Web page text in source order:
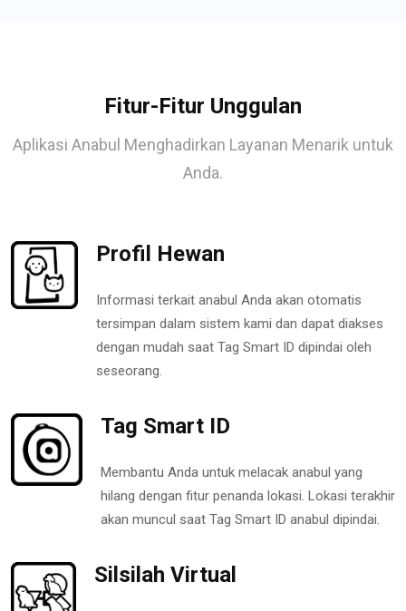
Fitur-Fitur Unggulan
Aplikasi Anabul Menghadirkan Layanan Menarik untuk
Anda.
Profil Hewan
Informasi terkait anabul Anda akan otomatis
tersimpan dalam sistem kami dan dapat diakses
dengan mudah saat Tag Smart ID dipindai oleh
seseorang.
Tag Smart ID
Membantu Anda untuk melacak anabul yang
hilang dengan fitur penanda lokasi. Lokasi terakhir
akan muncul saat Tag Smart ID anabul dipindai.
Silsilah Virtual